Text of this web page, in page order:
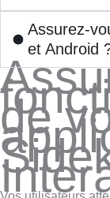
Assurez-
et Android
de